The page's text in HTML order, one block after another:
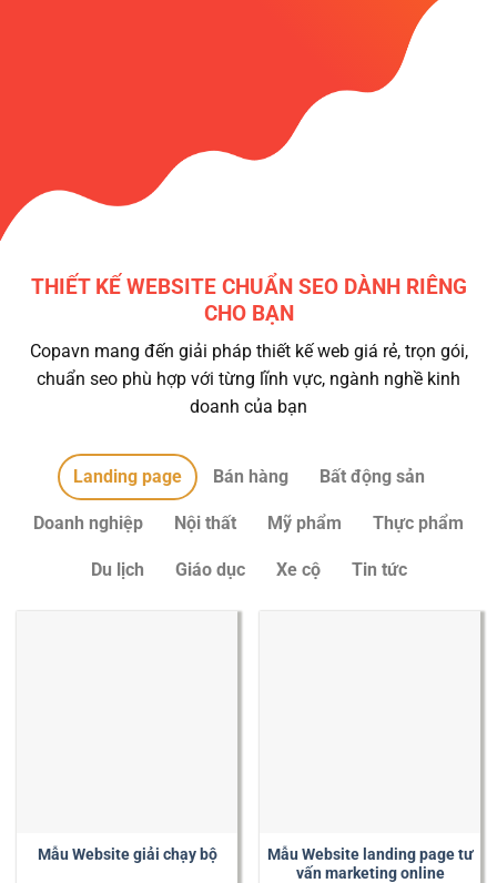
THIẾT KẾ WEBSITE CHUẨN SEO DÀNH RIÊNG
CHO BẠN
Copavn mang đến giải pháp thiết kế web giá rẻ, trọn gói,
chuẩn seo phù hợp với từng lĩnh vực, ngành nghề kinh
doanh của bạn
Landing page Bán hàng Bất động sản
Doanh nghiệp Nội thất Mỹ phẩm Thực phẩm
Du lịch Giáo dục Xe cộ Tin tức
Mẫu Website giải chạy bộ
Mẫu Website landing page tư
vấn marketing online